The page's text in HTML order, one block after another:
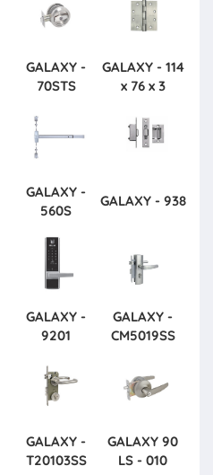
GALAXY -
70STS
GALAXY - 114
x 76 x 3
GALAXY -
560S
GALAXY - 938
GALAXY -
9201
GALAXY -
CM5019SS
GALAXY -
T20103SS
GALAXY 90
LS - 010